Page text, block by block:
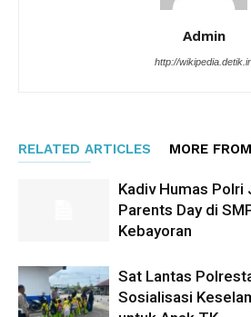
Admin
http://
RELATED ARTICLES MORE
Kadiv Humas
Parents Day di
Kebayoran
Sat Lantas
Sosialisasi